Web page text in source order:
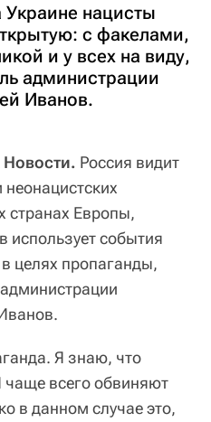
Украине нацисты
с факелами,
и у всех на виду,
администрации
Иванов.
Россия видит
неонацистских
странах Европы,
использует события
целях пропаганды,
Я знаю, что
всего обвиняют
в данном случае это,